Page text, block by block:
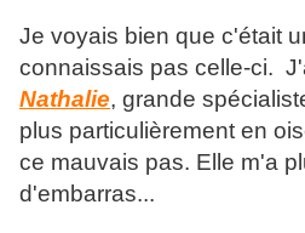
Je voyais bien que c'était
connaissais pas celle-ci.
Nathalie, grande
plus particulièrement en
ce mauvais pas. Elle m'a
d'embarras...